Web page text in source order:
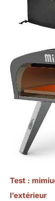
Test :
l’extérieur